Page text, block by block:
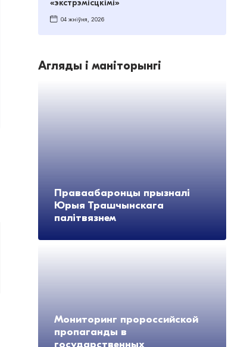
«экстрэмісцкімі»
04 жніўня, 2026
Агляды і маніторынгі
Праваабаронцы прызналі
Юрыя Трашчынскага
палітвязнем
Мониторинг пророссийской
пропаганды в
государственных